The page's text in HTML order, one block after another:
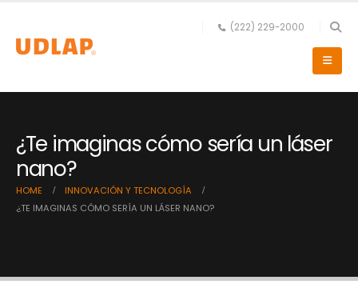
(222) 229-2000
¿Te imaginas cómo sería un láser
nano?
HOME
INNOVACIÓN Y TECNOLOGÍA
¿TE IMAGINAS CÓMO SERÍA UN LÁSER NANO?